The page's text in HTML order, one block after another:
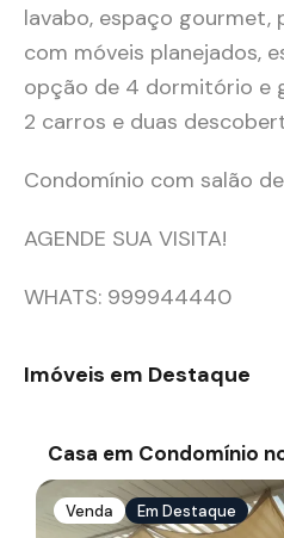
lavabo, espaço gourmet,
com móveis planejados,
opção de 4 dormitório e
2 carros e duas
Condomínio com salão
AGENDE SUA VISITA!
WHATS: 999944440
Imóveis em Destaque
Casa em Condomínio
Venda Em Destaque